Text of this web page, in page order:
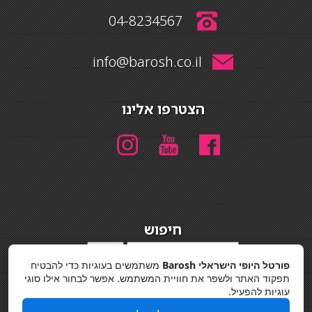
04-8234567
info@barosh.co.il
הצטרפו אלינו
חיפוש
מדיניות פרטיות
פורטל היופי הישראלי Barosh
משתמשים בעוגיות כדי להבטיח
תפקוד האתר ולשפר את חוויית המשתמש. אפשר לבחור אילו סוגי
עוגיות להפעיל.